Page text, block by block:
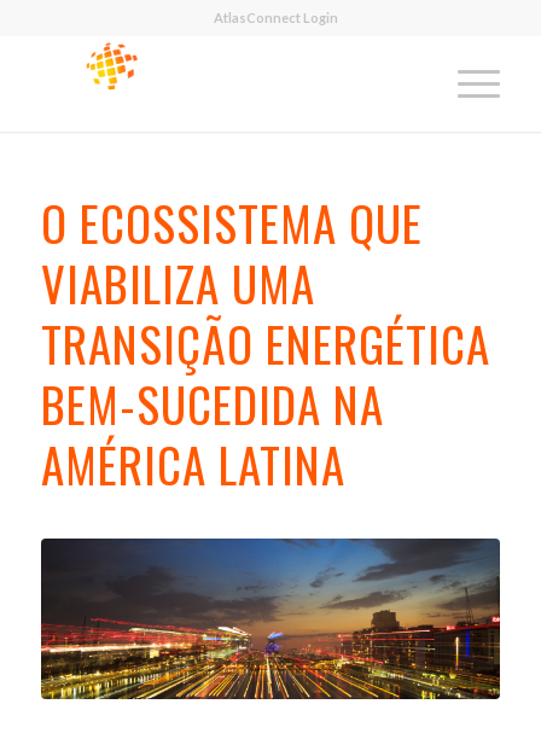
AtlasConnect Login
O ECOSSISTEMA QUE
VIABILIZA UMA
TRANSIÇÃO ENERGÉTICA
BEM-SUCEDIDA NA
AMÉRICA LATINA